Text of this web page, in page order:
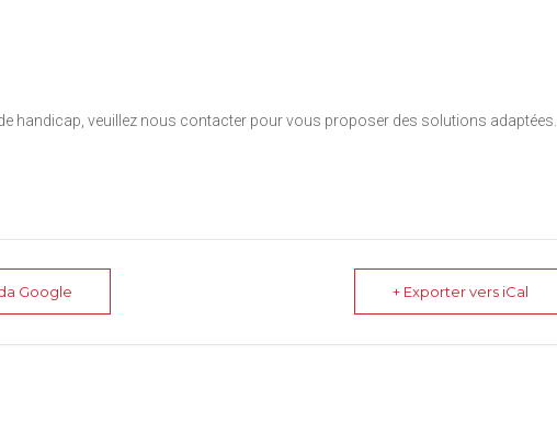
handicap, veuillez nous contacter pour vous proposer des solutions adaptées.
Google + Exporter vers iCal